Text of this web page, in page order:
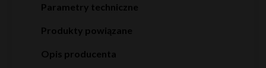
Parametry techniczne
Produkty powiązane
Opis producenta